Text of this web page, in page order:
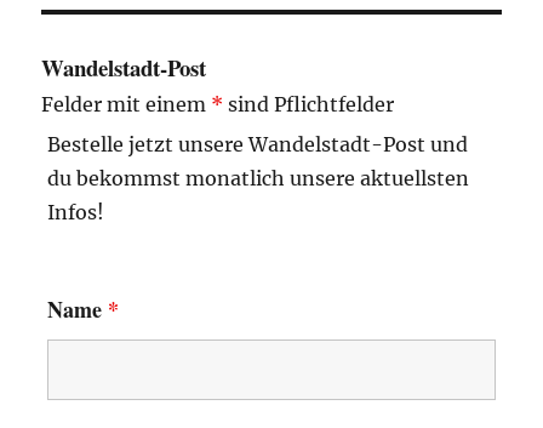
Wandelstadt-Post
Felder mit einem * sind Pflichtfelder
Bestelle jetzt unsere Wandelstadt-Post und
du bekommst monatlich unsere aktuellsten
Infos!
Name *